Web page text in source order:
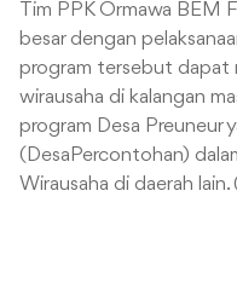
Tim PPK Ormawa BEM
besar dengan
program tersebut dapat
wirausaha di kalangan
program Desa Preuneur
(DesaPercontohan)
Wirausaha di daerah